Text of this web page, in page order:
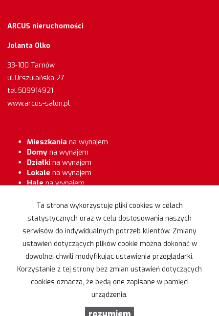
ARCUS nieruchomości
Jolanta Olko
33-100 Tarnów
ul.Urszulańska 27
tel.509914921
www.arcus-salon.pl
Mieszkania na wynajem
Domy na wynajem
Działki na wynajem
Lokale na wynajem
Halena wynajem
Mieszkaniana sprzedaż
Domyna sprzedaż
Działkina sprzedaż
Lokalena sprzedaż
Hale na sprzedaż
Obiekty na sprzedaż
Strona główna Kontakt notatnik Kup Sprzedaj
Ta strona wykorzystuje pliki cookies w celach
statystycznych oraz w celu dostosowania naszych
serwisów do indywidualnych potrzeb klientów. Zmiany
ustawień dotyczących plików cookie można dokonać w
dowolnej chwili modyfikując ustawienia przeglądarki.
Korzystanie z tej strony bez zmian ustawień dotyczących
cookies oznacza, że będą one zapisane w pamięci
urządzenia.
rozumiem